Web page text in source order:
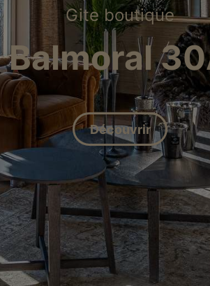
Gite boutique
Balmoral
Découvrir